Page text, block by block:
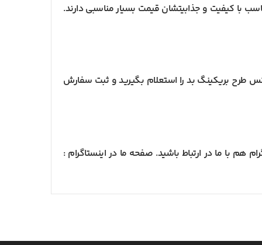
با کیفیت و جذابیتشان قیمت بسیار مناسبی دارند.
بریکینگ بد را استعلام بگیرید و ثبت سفارش
هم با ما در ارتباط باشید. صفحه ما در اینستاگرام :